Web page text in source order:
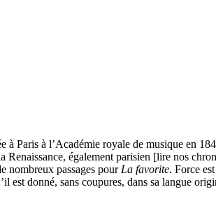
à Paris à l’Académie royale de musique en
Renaissance, également parisien [lire nos
nombreux passages pour La favorite. Force
donné, sans coupures, dans sa langue